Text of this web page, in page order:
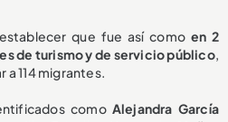
que fue así como en 2
de turismo y de servicio público,
114 migrantes.
como Alejandra García